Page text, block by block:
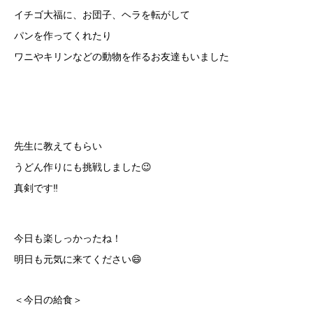
イチゴ大福に、お団子、ヘラを転がして
パンを作ってくれたり
ワニやキリンなどの動物を作るお友達もいました
先生に教えてもらい
うどん作りにも挑戦しました😉
真剣です‼
今日も楽しっかったね！
明日も元気に来てください😄
＜今日の給食＞